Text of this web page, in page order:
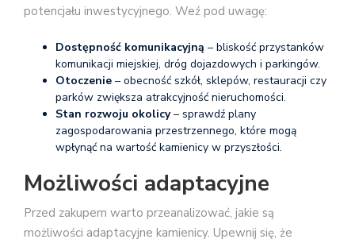
potencjału inwestycyjnego. Weź pod uwagę:
Dostępność komunikacyjną – bliskość przystanków
komunikacji miejskiej, dróg dojazdowych i parkingów.
Otoczenie – obecność szkół, sklepów, restauracji czy
parków zwiększa atrakcyjność nieruchomości.
Stan rozwoju okolicy– sprawdź plany
zagospodarowania przestrzennego, które mogą
wpłynąć na wartość kamienicy w przyszłości.
Możliwości adaptacyjne
Przed zakupem warto przeanalizować, jakie są
możliwości adaptacyjne kamienicy. Upewnij się, że